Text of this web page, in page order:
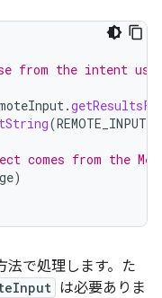
from the intent
.
(
comes from the
)
法で処理します。た
は必要ありま